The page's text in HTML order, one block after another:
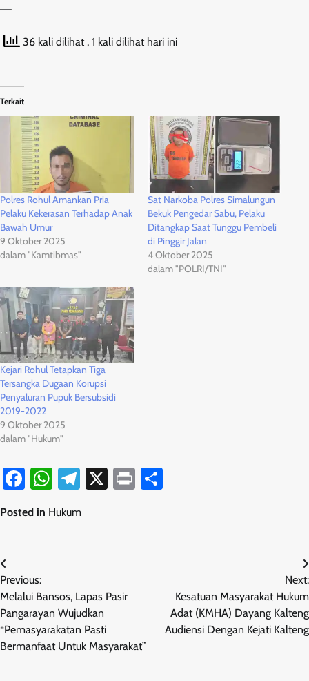
—-
36 kali dilihat , 1 kali dilihat hari ini
Terkait
Polres Rohul Amankan Pria
Pelaku Kekerasan Terhadap Anak
Bawah Umur
9 Oktober 2025
dalam "Kamtibmas"
Sat Narkoba Polres Simalungun
Bekuk Pengedar Sabu, Pelaku
Ditangkap Saat Tunggu Pembeli
di Pinggir Jalan
4 Oktober 2025
dalam "POLRI/TNI"
Kejari Rohul Tetapkan Tiga
Tersangka Dugaan Korupsi
Penyaluran Pupuk Bersubsidi
2019-2022
9 Oktober 2025
dalam "Hukum"
Facebook
WhatsApp
Telegram
X Print
Posted in Hukum
Navigasi
pos
Previous:
Melalui Bansos, Lapas Pasir
Pangarayan Wujudkan
“Pemasyarakatan Pasti
Bermanfaat Untuk Masyarakat”
Next:
Kesatuan Masyarakat Hukum
Adat (KMHA) Dayang Kalteng
Audiensi Dengan Kejati Kalteng